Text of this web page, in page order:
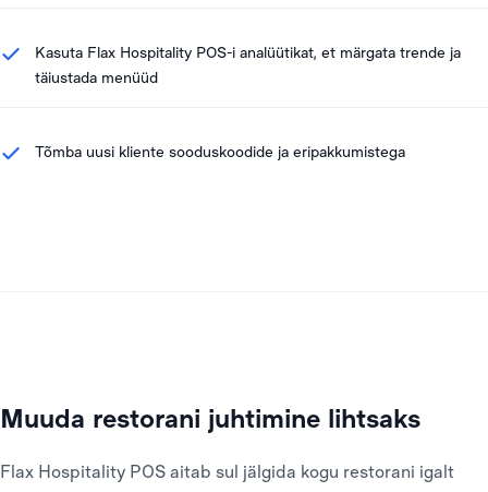
Kasuta Flax Hospitality POS-i analüütikat, et märgata trende ja
täiustada menüüd
Tõmba uusi kliente sooduskoodide ja eripakkumistega
Muuda restorani juhtimine lihtsaks
Flax Hospitality POS aitab sul jälgida kogu restorani igalt